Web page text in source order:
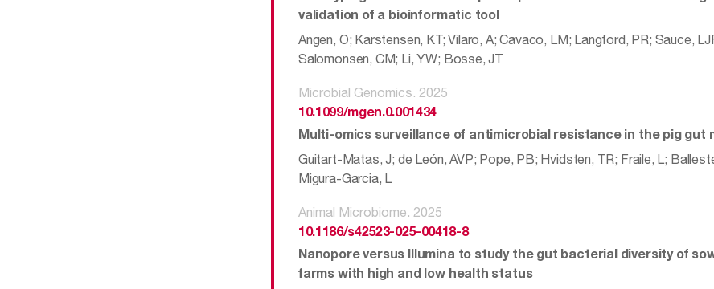
validation of a bioinformatic tool
Angen, O; Karstensen, KT; Vilaro, A; Cavaco, LM; Langford, PR; Sauce,
Salomonsen, CM; Li, YW; Bosse, JT
Microbial Genomics. 2025
10.1099/mgen.0.001434
Multi-omics surveillance of antimicrobial resistance in the pig gut
Guitart-Matas, J; de León, AVP; Pope, PB; Hvidsten, TR; Fraile, L;
Migura-Garcia, L
Animal Microbiome. 2025
10.1186/s42523-025-00418-8
Nanopore versus Illumina to study the gut bacterial diversity of
farms with high and low health status